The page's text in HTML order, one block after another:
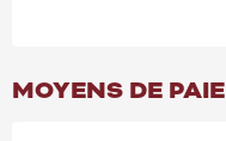
MOYENS DE